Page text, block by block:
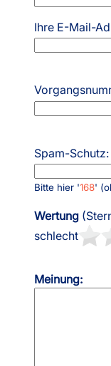
Ihre E-Mail-
Spam-Schutz:
Bitte hier '168'
Wertung
schlecht
Meinung: